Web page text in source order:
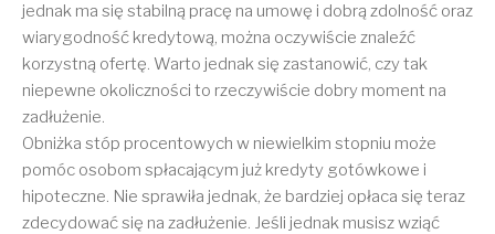
jednak ma się stabilną pracę na umowę i dobrą zdolność oraz
wiarygodność kredytową, można oczywiście znaleźć
korzystną ofertę. Warto jednak się zastanowić, czy tak
niepewne okoliczności to rzeczywiście dobry moment na
zadłużenie.
Obniżka stóp procentowych w niewielkim stopniu może
pomóc osobom spłacającym już kredyty gotówkowe i
hipoteczne. Nie sprawiła jednak, że bardziej opłaca się teraz
zdecydować się na zadłużenie. Jeśli jednak musisz wziąć